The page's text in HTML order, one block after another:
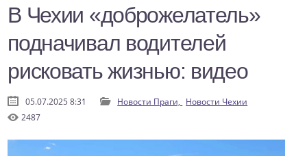
В Чехии «доброжелатель»
подначивал водителей
рисковать жизнью: видео
05.07.2025 8:31 Новости Праги, Новости Чехии
2487